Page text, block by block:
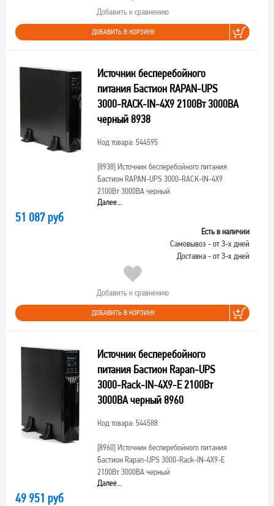
Добавить к сравнению
ДОБАВИТЬ В КОРЗИНУ
Источник бесперебойного
питания Бастион RAPAN-UPS
3000-RACK-IN-4X9 2100Вт 3000ВА
черный 8938
Код товара: 544595
[8938]Источник бесперебойного питания
Бастион RAPAN-UPS 3000-RACK-IN-4X9
2100Вт 3000ВА черный
Далее...
51 087 руб
Есть в наличии
Самовывоз - от 3-х дней
Доставка - от 3-х дней
Добавить к сравнению
ДОБАВИТЬ В КОРЗИНУ
Источник бесперебойного
питания Бастион Rapan-UPS
3000-Rack-IN-4X9-E 2100Вт
3000ВА черный 8960
Код товара: 544588
[8960]Источник бесперебойного питания
Бастион Rapan-UPS 3000-Rack-IN-4X9-E
2100Вт 3000ВА черный
Далее...
49 951 руб